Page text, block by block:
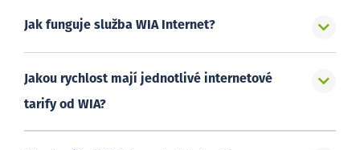
Jak funguje služba WIA Internet?
Jakou rychlost mají jednotlivé internetové
tarify od WIA?